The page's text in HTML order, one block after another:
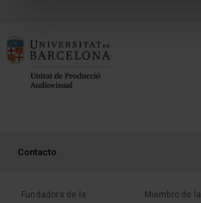
PEU 3
Contacto
Fundadora de la Miembro de la